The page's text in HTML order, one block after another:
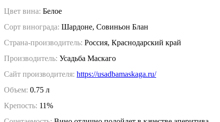
Цвет вина: Белое
Сорт винограда: Шардоне, Совиньон Блан
Страна-производитель: Россия, Краснодарский край
Производитель: Усадьба Маскаго
Сайт производителя: https://usadbamaskaga.ru/
Объем: 0.75 л
Крепость: 11%